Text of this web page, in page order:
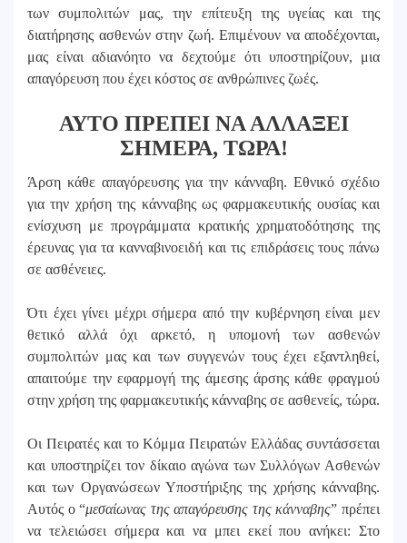
των συμπολιτών μας, την επίτευξη της υγείας και της
διατήρησης ασθενών στην ζωή. Επιμένουν να αποδέχονται,
μας είναι αδιανόητο να δεχτούμε ότι υποστηρίζουν, μια
απαγόρευση που έχει κόστος σε ανθρώπινες ζωές.
ΑΥΤΟ ΠΡΕΠΕΙ ΝΑ ΑΛΛΑΞΕΙ
ΣΗΜΕΡΑ, ΤΩΡΑ!
Άρση κάθε απαγόρευσης για την κάνναβη. Εθνικό σχέδιο
για την χρήση της κάνναβης ως φαρμακευτικής ουσίας και
ενίσχυση με προγράμματα κρατικής χρηματοδότησης της
έρευνας για τα κανναβινοειδή και τις επιδράσεις τους πάνω
σε ασθένειες.
Ότι έχει γίνει μέχρι σήμερα από την κυβέρνηση είναι μεν
θετικό αλλά όχι αρκετό, η υπομονή των ασθενών
συμπολιτών μας και των συγγενών τους έχει εξαντληθεί,
απαιτούμε την εφαρμογή της άμεσης άρσης κάθε φραγμού
στην χρήση της φαρμακευτικής κάνναβης σε ασθενείς, τώρα.
Οι Πειρατές και το Κόμμα Πειρατών Ελλάδας συντάσσεται
και υποστηρίζει τον δίκαιο αγώνα των Συλλόγων Ασθενών
και των Οργανώσεων Υποστήριξης της χρήσης κάνναβης.
Αυτός ο “μεσαίωνας της απαγόρευσης της κάνναβης” πρέπει
να τελειώσει σήμερα και να μπει εκεί που ανήκει: Στο